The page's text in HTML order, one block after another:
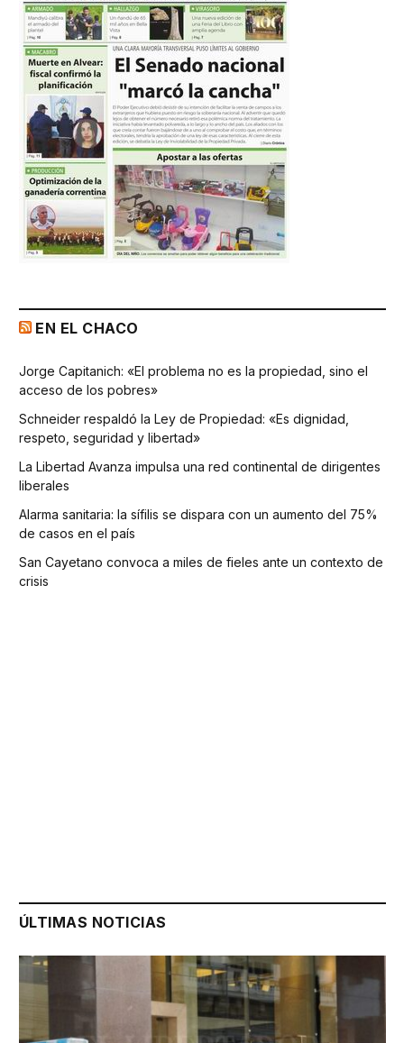
EN EL CHACO
Jorge Capitanich: «El problema no es la propiedad, sino el
acceso de los pobres»
Schneider respaldó la Ley de Propiedad: «Es dignidad,
respeto, seguridad y libertad»
La Libertad Avanza impulsa una red continental de dirigentes
liberales
Alarma sanitaria: la sífilis se dispara con un aumento del 75%
de casos en el país
San Cayetano convoca a miles de fieles ante un contexto de
crisis
ÚLTIMAS NOTICIAS